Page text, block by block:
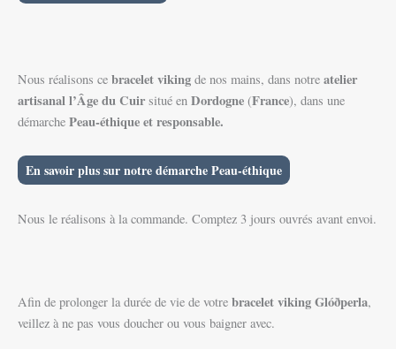
Nous réalisons ce bracelet viking de nos mains, dans notre atelier
artisanal l’Âge du Cuir situé en Dordogne (France), dans une
démarche Peau-éthique et responsable.
En savoir plus sur notre démarche Peau-éthique
Nous le réalisons à la commande. Comptez 3 jours ouvrés avant envoi.
Afin de prolonger la durée de vie de votre bracelet vikingGlóðperla,
veillez à ne pas vous doucher ou vous baigner avec.